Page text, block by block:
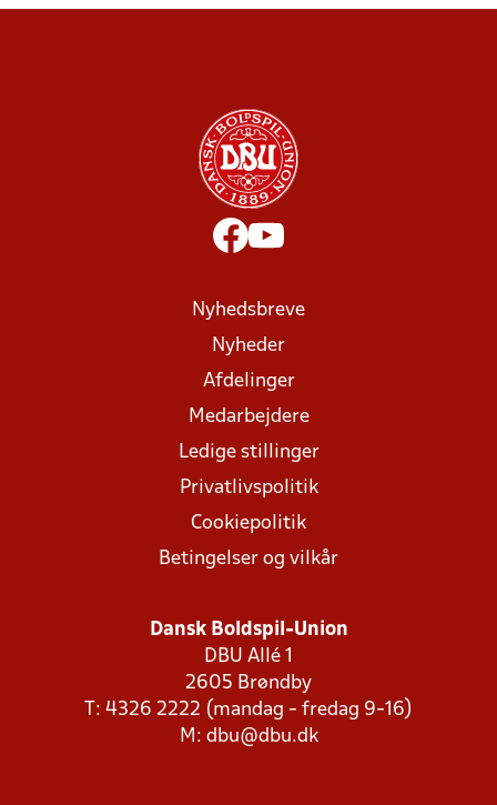
Nyhedsbreve
Nyheder
Afdelinger
Medarbejdere
Ledige stillinger
Privatlivspolitik
Cookiepolitik
Betingelser og vilkår
Dansk Boldspil-Union
DBU Allé 1
2605 Brøndby
T: 4326 2222 (mandag - fredag 9-16)
M: dbu@dbu.dk